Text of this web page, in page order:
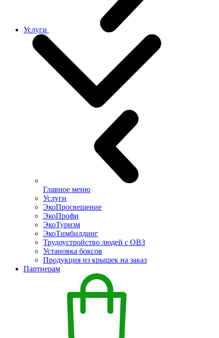
Услуги
Главное меню
Услуги
ЭкоПросвещение
ЭкоПрофи
ЭкоТуризм
ЭкоТимбилдинг
Трудоустройство людей с ОВЗ
Установка боксов
Продукция из крышек на заказ
Партнерам